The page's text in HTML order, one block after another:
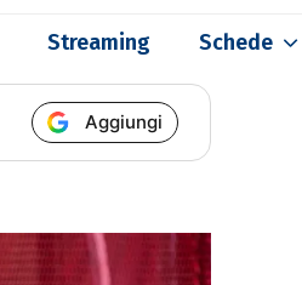
Streaming Schede
Aggiungi